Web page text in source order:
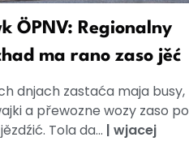
ÖPNV: Regionalny
ma rano zaso jěć
dnjach zastaća maja busy,
a přewozne wozy zaso po
Tola da... | wjacej